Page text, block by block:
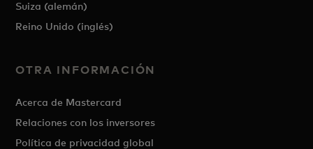
Suiza (alemán)
Reino Unido (inglés)
OTRA INFORMACIÓN
Acerca de Mastercard
Relaciones con los inversores
Política de privacidad global